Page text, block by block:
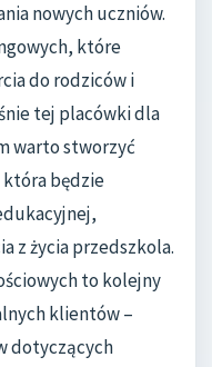
nowych uczniów.
które
do rodziców i
tej placówki dla
warto stworzyć
będzie
z życia przedszkola.
to kolejny
klientów –
dotyczących